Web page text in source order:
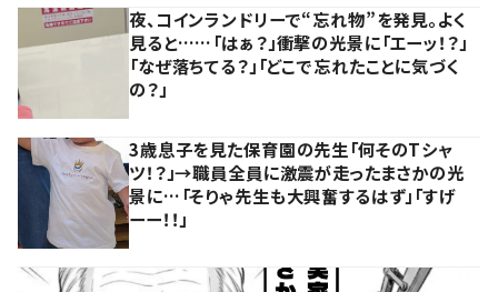
夜、コインランドリーで“忘れ物”を発見。よく
見ると……「はぁ？」衝撃の光景に「エーッ！？」
「なぜ落ちてる？」「どこで忘れたことに気づく
の？」
3歳息子を見た保育園の先生「何そのTシャ
ツ！？」→職員全員に激震が走ったまさかの光
景に…「そりゃ先生も大興奮するはず」「すげ
ーー！！」